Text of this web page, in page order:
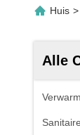
Huis >
Alle
Sanitaire